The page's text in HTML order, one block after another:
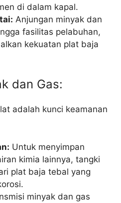
di dalam kapal.
Anjungan minyak dan
fasilitas pelabuhan,
kekuatan plat baja
dan Gas:
adalah kunci keamanan
Untuk menyimpan
kimia lainnya, tangki
plat baja tebal yang
minyak dan gas